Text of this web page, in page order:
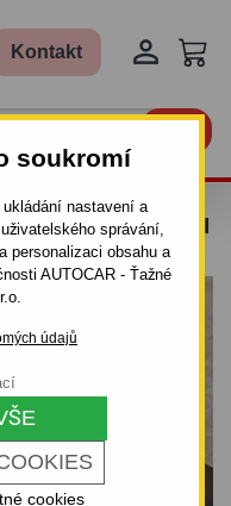
soukromí
nastavení a
správání,
obsahu a
AUTOCAR - Ťažné
údajů
cookies
Kontakt 
LACETTI
- OD 2005